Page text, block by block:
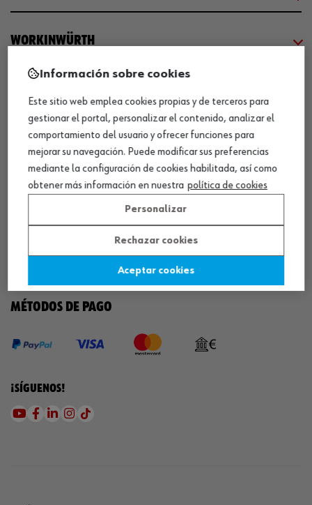
WORKINWÜRTH
¡WÜRTH EMPRESA SOLIDARIA!
¡DESCARGA NUESTRA APP!
MÉTODOS DE PAGO
¡SÍGUENOS!
Información sobre cookies
Este sitio web emplea cookies propias y de terceros para
gestionar el portal, personalizar el contenido, analizar el
comportamiento del usuario y ofrecer funciones para
mejorar su navegación. Puede modificar sus preferencias
mediante la configuración de cookies habilitada, así como
obtener más información en nuestra política de cookies
Personalizar
Rechazar cookies
Aceptar cookies